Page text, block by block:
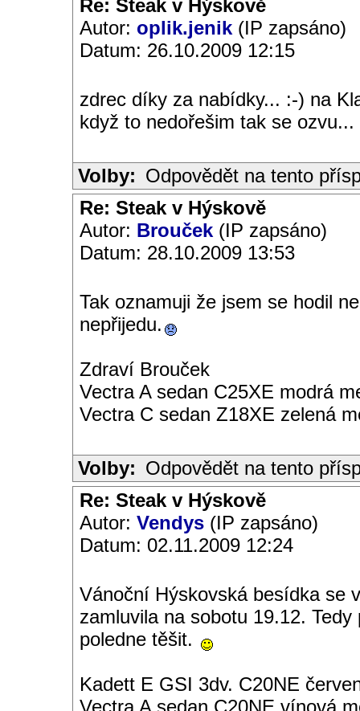
Re: Steak v Hýskově
Autor: oplik.jenik (IP zapsáno)
Datum: 26.10.2009 12:15
zdrec díky za nabídky... :-) na
když to nedořešim tak se ozvu...
Volby: Odpovědět na tento
Re: Steak v Hýskově
Autor: Brouček (IP zapsáno)
Datum: 28.10.2009 13:53
Tak oznamuji že jsem se hodil
nepřijedu.
Zdraví Brouček
Vectra A sedan C25XE modrá
Vectra C sedan Z18XE zelená
Volby: Odpovědět na tento
Re: Steak v Hýskově
Autor: Vendys (IP zapsáno)
Datum: 02.11.2009 12:24
Vánoční Hýskovská besídka se
zamluvila na sobotu 19.12.
poledne těšit.
Kadett E GSI 3dv. C20NE
Vectra A sedan C20NE vínová